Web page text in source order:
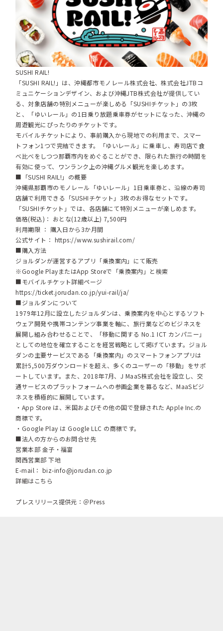
SUSHI RAIL!
「SUSHI RAIL!」は、沖縄都市モノレール株式会社、株式会社JTBコ
ミュニケーションデザイン、および沖縄JTB株式会社が提供してい
る、対象店舗の特別メニューが楽しめる「SUSHIチケット」の3枚
と、「ゆいレール」の1日乗り放題乗車券がセットになった、沖縄の
周遊観光にぴったりのチケットです。
モバイルチケットにより、事前購入から現地での利用まで、スマー
トフォン1つで完結できます。「ゆいレール」に乗車し、寿司店で食
べ比べをしつつ那覇市内をめぐることができ、限られた旅行の時間を
有効に使って、ワンランク上の沖縄グルメ観光を楽しめます。
■「SUSHI RAIL!」の概要
沖縄県那覇市のモノレール「ゆいレール」1日乗車券と、沿線の寿司
店舗で利用できる「SUSHIチケット」3枚のお得なセットです。
「SUSHIチケット」では、各店舗にて特別メニューが楽しめます。
価格(税込)： おとな(12歳以上) 7,500円
利用期限 ： 購入日から3か月間
公式サイト： https://www.sushirail.com/
■購入方法
ジョルダンが運営するアプリ「乗換案内」にて販売
※Google PlayまたはApp Storeで「乗換案内」と検索
■モバイルチケット詳細ページ
https://ticket.jorudan.co.jp/yui-rail/ja/
■ジョルダンについて
1979年12月に設立したジョルダンは、乗換案内を中心とするソフト
ウェア開発や携帯コンテンツ事業を軸に、旅行業などのビジネスを
展開し組み合わせることで、「移動に関する No.1 ICT カンパニー」
としての地位を確立することを経営戦略として掲げています。ジョル
ダンの主要サービスである「乗換案内」のスマートフォンアプリは
累計5,500万ダウンロードを超え、多くのユーザーの「移動」をサポ
ートしています。また、2018年7月、J MaaS株式会社を設立し、交
通サービスのプラットフォームへの参画企業を募るなど、MaaSビジ
ネスを積極的に展開しています。
・App Store は、米国およびその他の国で登録された Apple Inc.の
商標です。
・Google Play は Google LLC の商標です。
■法人の方からのお問合せ先
営業本部 金子・福富
関西営業部 下地
E-mail： biz-info@jorudan.co.jp
詳細はこちら
プレスリリース提供元：＠Press